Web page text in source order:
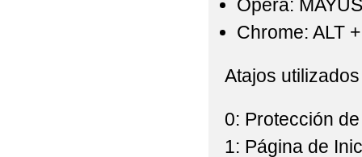
Opera:
Chrome: ALT
Atajos
0: Protección
1: Página de